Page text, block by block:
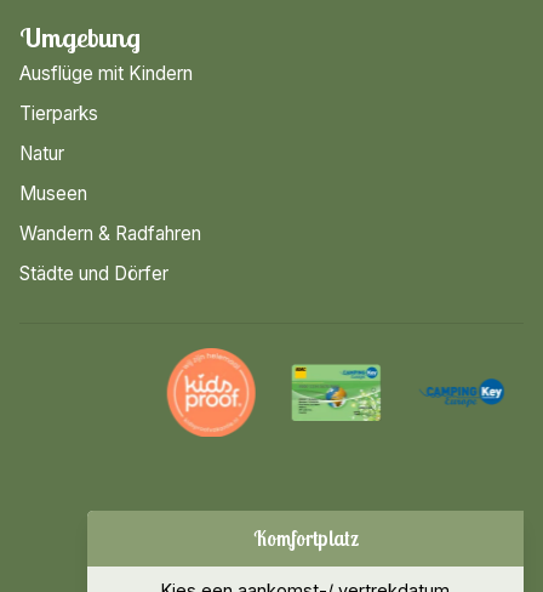
Datum ändern
Komfortplatz
Umgebung
Ausflüge mit Kindern
Tierparks
Natur
Museen
Wandern & Radfahren
Städte und Dörfer
© 2026 Luttenberg Sitemap